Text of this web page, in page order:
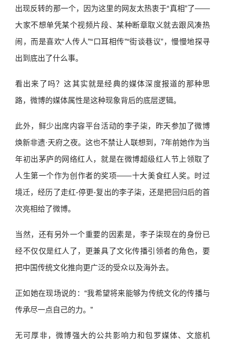
出现反转的那一个，因为这里的网友太热衷于“真相”了——
大家不想单凭某个视频片段、某种断章取义就去跟风凑热
闹，而是喜欢“人传人”“口耳相传”“街谈巷议”，慢慢地探寻
出到底出了什么事。
看出来了吗？这其实就是经典的媒体深度报道的那种思
路，微博的媒体属性是这种现象背后的底层逻辑。
此外，鲜少出席内容平台活动的李子柒，昨天参加了微博
焕新非遗·天府之夜。这也不禁让人联想到，7年前她作为当
年初出茅庐的网络红人，就是在微博超级红人节上领取了
人生第一个作为创作者的奖项——十大美食红人奖。时过
境迁，经历了走红-停更-复出的李子柒，还是把回归后的首
次亮相给了微博。
当然，还有另外一个重要的因素是，李子柒现在的身份已
经不仅仅是红人了，更兼具了文化传播引领者的角色，要
把中国传统文化推向更广泛的受众以及海外去。
正如她在现场说的：“我希望将来能够为传统文化的传播与
传承尽一点自己的力。”
无可厚非，微博强大的公共影响力和包罗媒体、文旅机